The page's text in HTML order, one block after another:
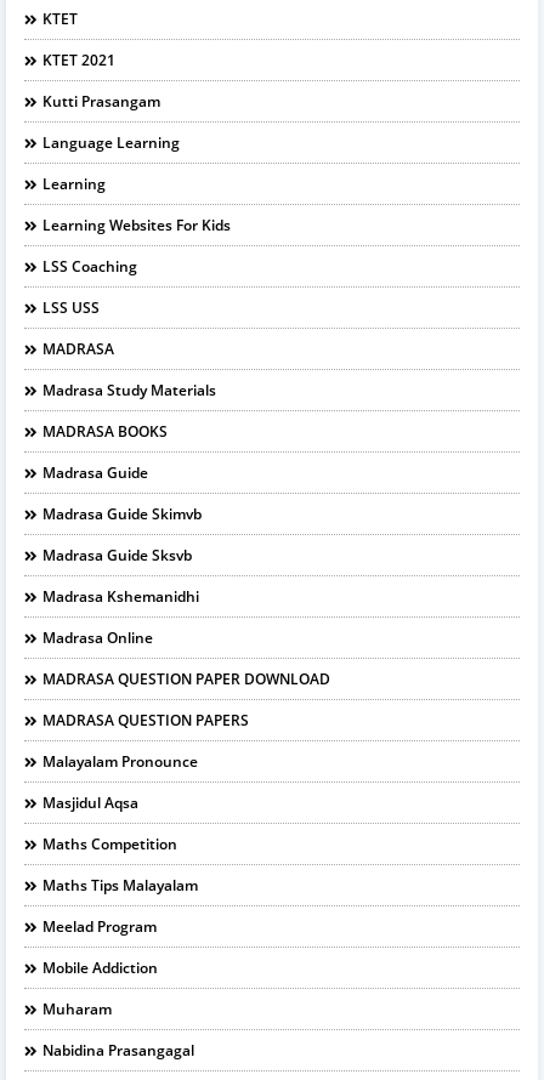
KTET
KTET 2021
Kutti Prasangam
Language Learning
Learning
Learning Websites For Kids
LSS Coaching
LSS USS
MADRASA
Madrasa Study Materials
MADRASA BOOKS
Madrasa Guide
Madrasa Guide Skimvb
Madrasa Guide Sksvb
Madrasa Kshemanidhi
Madrasa Online
MADRASA QUESTION PAPER DOWNLOAD
MADRASA QUESTION PAPERS
Malayalam Pronounce
Masjidul Aqsa
Maths Competition
Maths Tips Malayalam
Meelad Program
Mobile Addiction
Muharam
Nabidina Prasangagal